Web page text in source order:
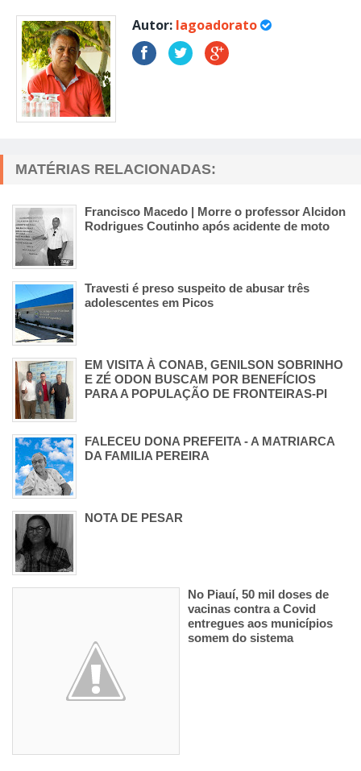
Autor: lagoadorato
MATÉRIAS RELACIONADAS:
Francisco Macedo | Morre o professor Alcidon
Rodrigues Coutinho após acidente de moto
Travesti é preso suspeito de abusar três
adolescentes em Picos
EM VISITA À CONAB, GENILSON SOBRINHO
E ZÉ ODON BUSCAM POR BENEFÍCIOS
PARA A POPULAÇÃO DE FRONTEIRAS-PI
FALECEU DONA PREFEITA - A MATRIARCA
DA FAMILIA PEREIRA
NOTA DE PESAR
No Piauí, 50 mil doses de
vacinas contra a Covid
entregues aos municípios
somem do sistema